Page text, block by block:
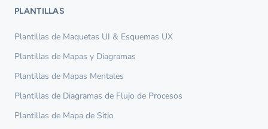
PLANTILLAS
Plantillas de Maquetas UI & Esquemas UX
Plantillas de Mapas y Diagramas
Plantillas de Mapas Mentales
Plantillas de Diagramas de Flujo de Procesos
Plantillas de Mapa de Sitio